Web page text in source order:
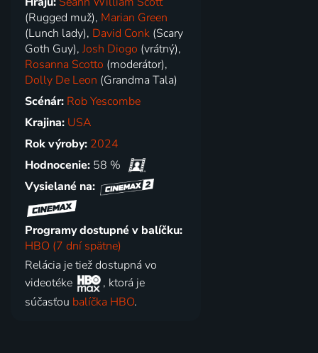
(Rugged muž), Marian Green
(Lunch lady), David Conk (Scary
Goth Guy),Josh Diogo (vrátný),
Rosanna Scotto (moderátor),
Dolly De Leon (Grandma Tala)
Scénár: Rob Yescombe
Krajina: USA
Rok výroby: 2024
Hodnocenie: 58 %
Vysielané na:
Programy dostupné v balíčku:
HBO (7 dní spätne)
Relácia je tiež dostupná vo
videotéke
, ktorá je
súčasťou balíčka HBO.